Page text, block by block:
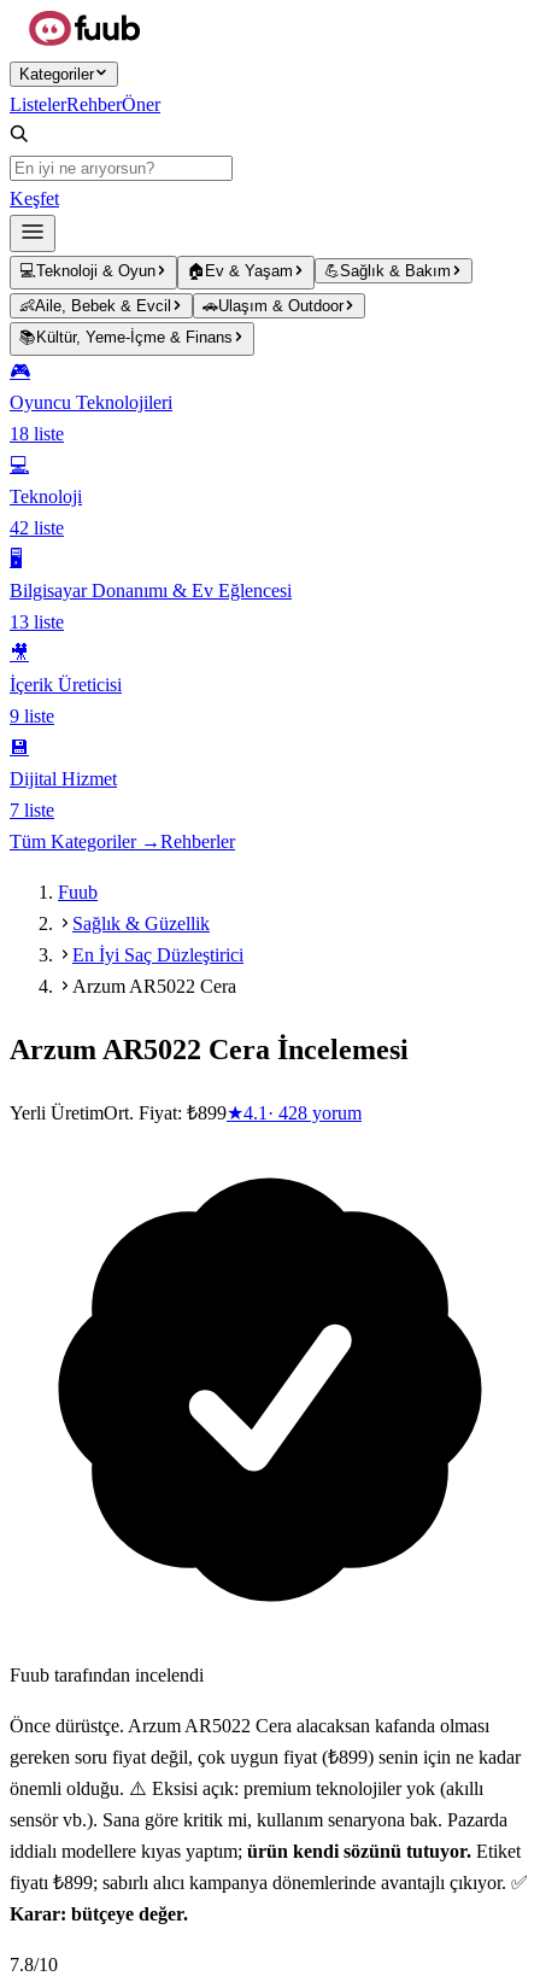
Ana içeriğe atla
Kategoriler
ListelerRehberÖner
Keşfet
💻Teknoloji & Oyun 🏠 Ev & Yaşam 💪Sağlık & Bakım
👶Aile, Bebek & Evcil 🚗Ulaşım & Outdoor
📚 Kültür, Yeme-İçme & Finans
🎮
Oyuncu Teknolojileri
18 liste
💻
Teknoloji
42 liste
🖥️
Bilgisayar Donanımı & Ev Eğlencesi
13 liste
🎥
İçerik Üreticisi
9 liste
💾
Dijital Hizmet
7 liste
Tüm Kategoriler →Rehberler
Fuub
Sağlık & Güzellik
En İyi Saç Düzleştirici
Arzum AR5022 Cera
Arzum AR5022 Cera İncelemesi
Yerli ÜretimOrt. Fiyat: ₺899★4.1 · 428 yorum
Fuub tarafından incelendi
Önce dürüstçe. Arzum AR5022 Cera alacaksan kafanda olması
gereken soru fiyat değil, çok uygun fiyat (₺899) senin için ne kadar
önemli olduğu. ⚠️ Eksisi açık: premium teknolojiler yok (akıllı
sensör vb.). Sana göre kritik mi, kullanım senaryona bak. Pazarda
iddialı modellere kıyas yaptım; ürün kendi sözünü tutuyor. Etiket
fiyatı ₺899; sabırlı alıcı kampanya dönemlerinde avantajlı çıkıyor. ✅
Karar: bütçeye değer.
7.8/10